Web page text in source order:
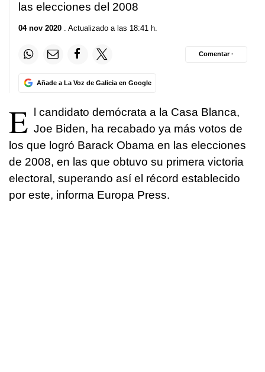
las elecciones del 2008
04 nov 2020 . Actualizado a las 18:41 h.
Añade a La Voz de Galicia en Google
Comentar ·
E l candidato demócrata a la Casa Blanca,
Joe Biden, ha recabado ya más votos de
los que logró Barack Obama en las elecciones
de 2008, en las que obtuvo su primera victoria
electoral, superando así el récord establecido
por este, informa Europa Press.